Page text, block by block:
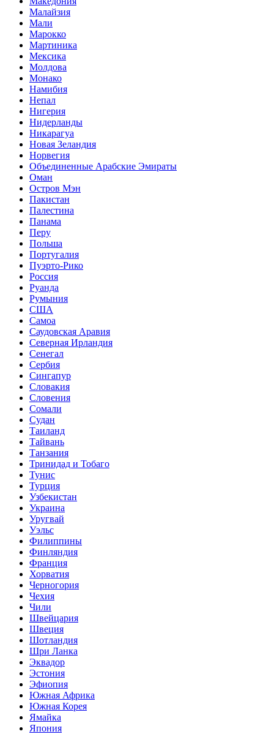
Малайзия
Мали
Марокко
Мартиника
Мексика
Молдова
Монако
Намибия
Непал
Нигерия
Нидерланды
Никарагуа
Новая Зеландия
Норвегия
Объединенные Арабские Эмираты
Оман
Остров Мэн
Пакистан
Палестина
Панама
Перу
Польша
Португалия
Пуэрто-Рико
Россия
Руанда
Румыния
США
Самоа
Саудовская Аравия
Северная Ирландия
Сенегал
Сербия
Сингапур
Словакия
Словения
Сомали
Судан
Таиланд
Тайвань
Танзания
Тринидад и Тобаго
Тунис
Турция
Узбекистан
Украина
Уругвай
Уэльс
Филиппины
Финляндия
Франция
Хорватия
Черногория
Чехия
Чили
Швейцария
Швеция
Шотландия
Шри Ланка
Эквадор
Эстония
Эфиопия
Южная Африка
Южная Корея
Ямайка
Япония